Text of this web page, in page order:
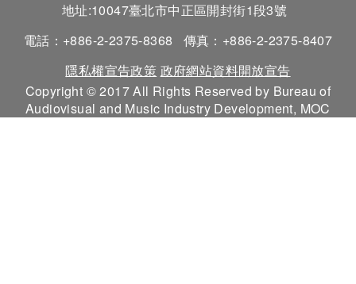
地址:10047臺北市中正區開封街1段3號
電話：+886-2-2375-8368
傳真：+886-2-2375-8407
隱私權宣告政策 政府網站資料開放宣告
Copyright © 2017 All Rights Reserved by Bureau of
Audiovisual and Music Industry Development, MOC